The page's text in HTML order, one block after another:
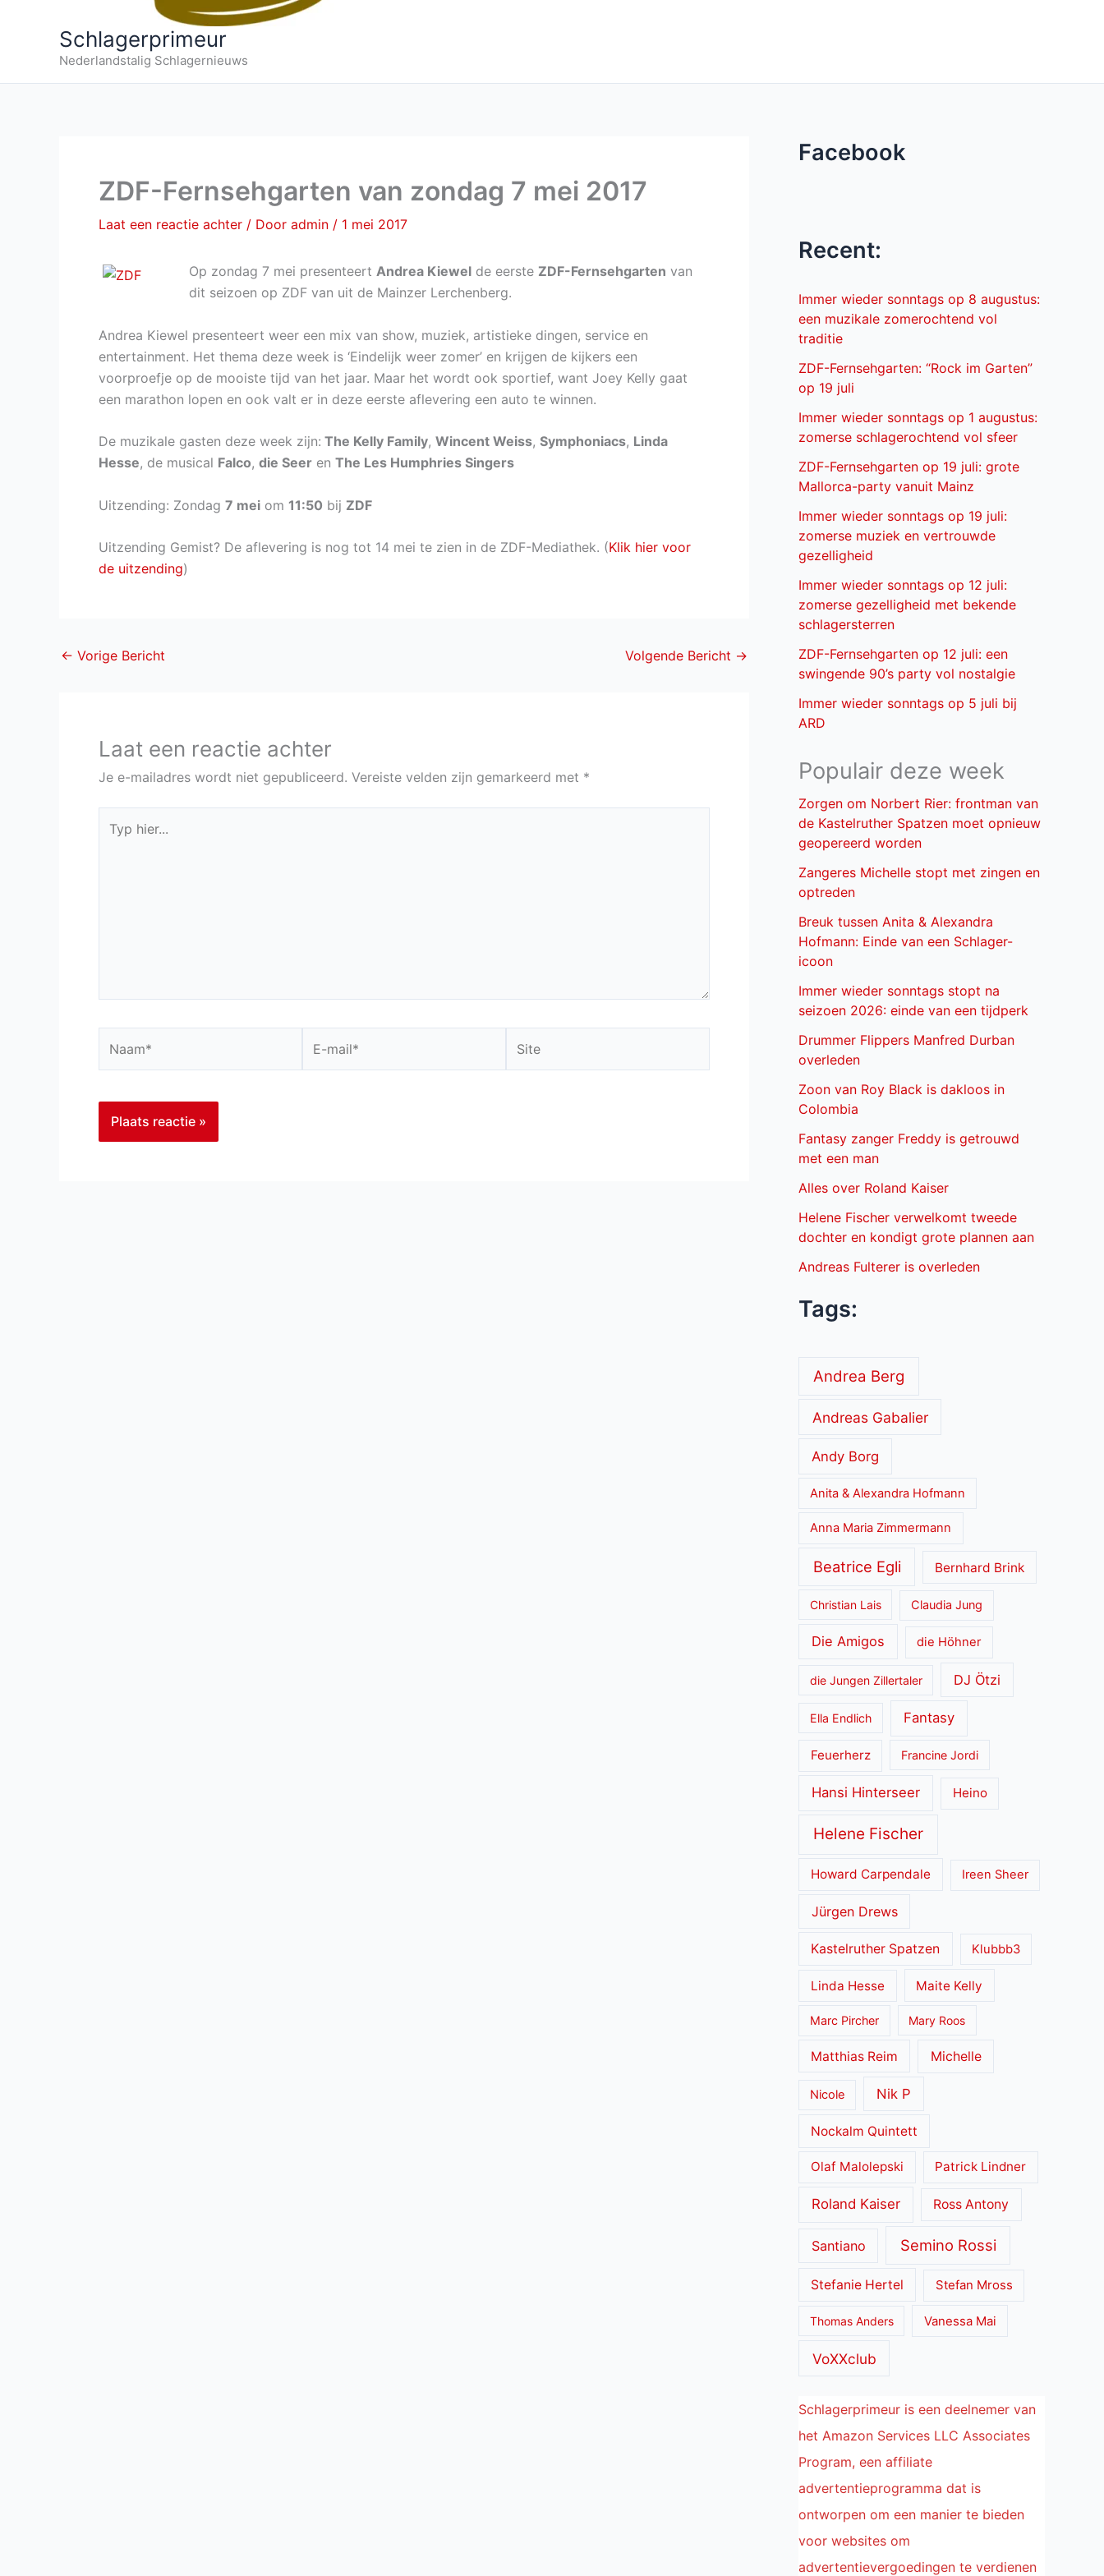
Schlagerprimeur
Nederlandstalig Schlagernieuws
ZDF-Fernsehgarten van zondag 7 mei 2017
Laat een reactie achter / Door admin / 1 mei 2017
Op zondag 7 mei presenteert Andrea Kiewel de eerste ZDF-Fernsehgarten van
dit seizoen op ZDF van uit de Mainzer Lerchenberg.
Andrea Kiewel presenteert weer een mix van show, muziek, artistieke dingen, service en
entertainment. Het thema deze week is ‘Eindelijk weer zomer’ en krijgen de kijkers een
voorproefje op de mooiste tijd van het jaar. Maar het wordt ook sportief, want Joey Kelly gaat
een marathon lopen en ook valt er in deze eerste aflevering een auto te winnen.
De muzikale gasten deze week zijn: The Kelly Family, Wincent Weiss, Symphoniacs, Linda
Hesse, de musical Falco, die Seer en The Les Humphries Singers
Uitzending: Zondag 7 mei om 11:50 bij ZDF
Uitzending Gemist? De aflevering is nog tot 14 mei te zien in de ZDF-Mediathek. (Klik hier voor
de uitzending)
← Vorige Bericht Volgende Bericht →
Laat een reactie achter
Je e-mailadres wordt niet gepubliceerd. Vereiste velden zijn gemarkeerd met *
hier...
mail*
Facebook
Recent:
Immer wieder sonntags op 8 augustus:
een muzikale zomerochtend vol
traditie
ZDF-Fernsehgarten: “Rock im Garten”
op 19 juli
Immer wieder sonntags op 1 augustus:
zomerse schlagerochtend vol sfeer
ZDF-Fernsehgarten op 19 juli: grote
Mallorca-party vanuit Mainz
Immer wieder sonntags op 19 juli:
zomerse muziek en vertrouwde
gezelligheid
Immer wieder sonntags op 12 juli:
zomerse gezelligheid met bekende
schlagersterren
ZDF-Fernsehgarten op 12 juli: een
swingende 90’s party vol nostalgie
Immer wieder sonntags op 5 juli bij
ARD
Populair deze week
Zorgen om Norbert Rier: frontman van
de Kastelruther Spatzen moet opnieuw
geopereerd worden
Zangeres Michelle stopt met zingen en
optreden
Breuk tussen Anita & Alexandra
Hofmann: Einde van een Schlager-
icoon
Immer wieder sonntags stopt na
seizoen 2026: einde van een tijdperk
Drummer Flippers Manfred Durban
overleden
Zoon van Roy Black is dakloos in
Colombia
Fantasy zanger Freddy is getrouwd
met een man
Alles over Roland Kaiser
Helene Fischer verwelkomt tweede
dochter en kondigt grote plannen aan
Andreas Fulterer is overleden
Tags:
Andrea Berg
Andreas Gabalier
Andy Borg
Anita & Alexandra Hofmann
Anna Maria Zimmermann
Beatrice Egli Bernhard Brink
Christian Lais Claudia Jung
Die Amigos die Höhner
die Jungen Zillertaler DJ Ötzi
Ella Endlich Fantasy
Feuerherz Francine Jordi
Hansi Hinterseer Heino
Helene Fischer
Howard Carpendale Ireen Sheer
Jürgen Drews
Kastelruther Spatzen Klubbb3
Linda Hesse Maite Kelly
Marc Pircher Mary Roos
Matthias Reim Michelle
Nicole Nik P
Nockalm Quintett
Olaf Malolepski Patrick Lindner
Roland Kaiser Ross Antony
Santiano Semino Rossi
Stefanie Hertel Stefan Mross
Thomas Anders Vanessa Mai
VoXXclub
Schlagerprimeur is een deelnemer van
het Amazon Services LLC Associates
Program, een affiliate
advertentieprogramma dat is
ontworpen om een manier te bieden
voor websites om
advertentievergoedingen te verdienen